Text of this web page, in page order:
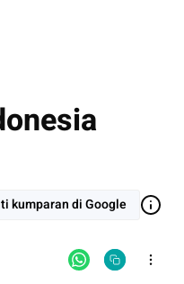
kumparan di Google